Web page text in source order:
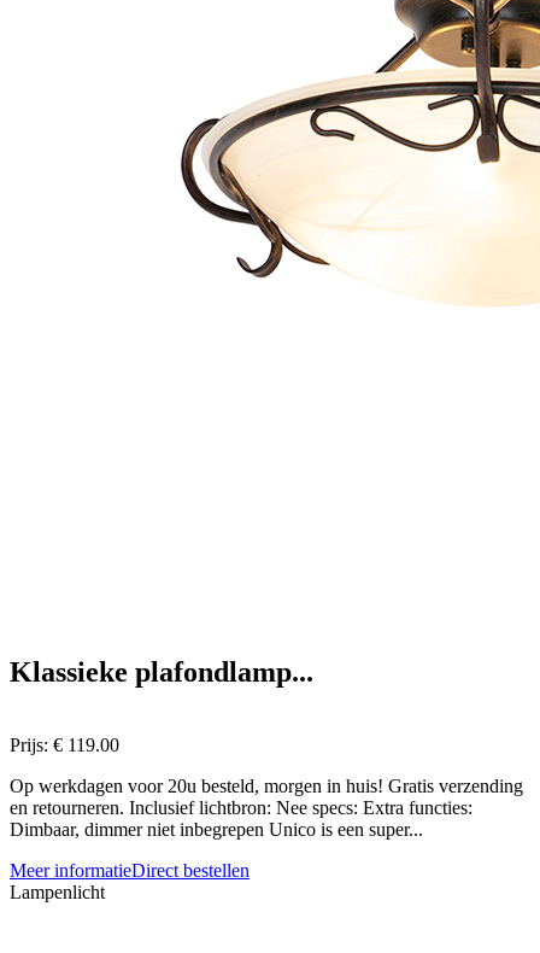
Klassieke plafondlamp...
Prijs: € 119.00
Op werkdagen voor 20u besteld, morgen in huis! Gratis verzending
en retourneren. Inclusief lichtbron: Nee specs: Extra functies:
Dimbaar, dimmer niet inbegrepen Unico is een super...
Meer informatieDirect bestellen
Lampenlicht